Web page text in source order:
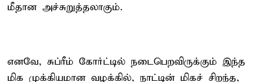
மீதான அச்சுறுத்தலாகும்.
எனவே, சுப்ரீம் கோர்ட்டில் நடைபெறவிருக்கும் இந்த
மிக முக்கியமான வழக்கில், நாட்டின் மிகச் சிறந்த,